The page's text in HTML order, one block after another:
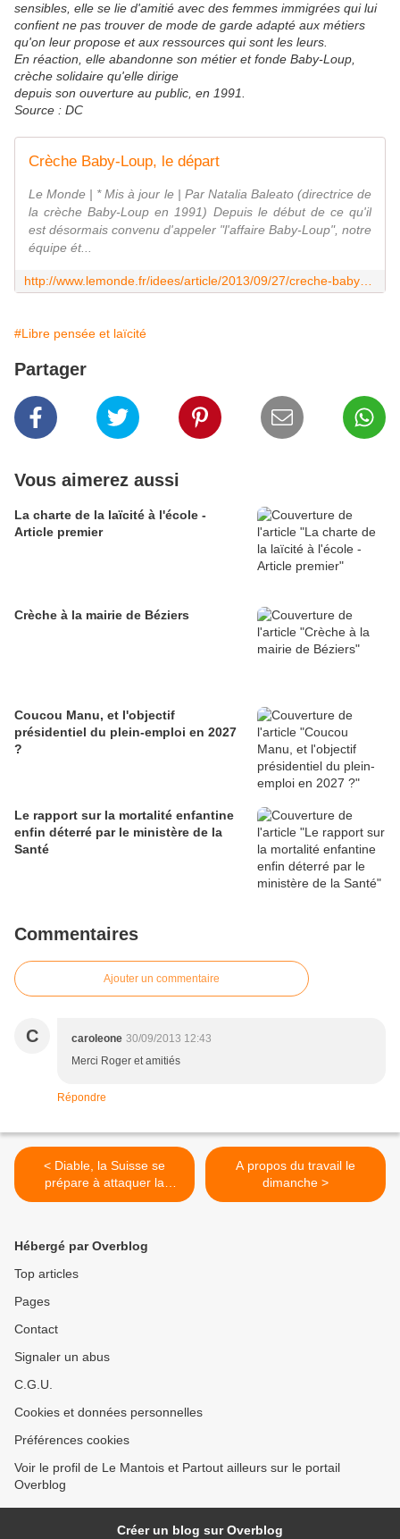
sensibles, elle se lie d'amitié avec des femmes immigrées qui lui
confient ne pas trouver de mode de garde adapté aux métiers
qu'on leur propose et aux ressources qui sont les leurs.
En réaction, elle abandonne son métier et fonde Baby-Loup,
crèche solidaire qu'elle dirige
depuis son ouverture au public, en 1991.
Source : DC
Crèche Baby-Loup, le départ
Le Monde | * Mis à jour le | Par Natalia Baleato (directrice de
la crèche Baby-Loup en 1991) Depuis le début de ce qu'il
est désormais convenu d'appeler "l'affaire Baby-Loup", notre
équipe ét...
#Libre pensée et laïcité
Partager
Vous aimerez aussi
La charte de la laïcité à l'école -
Article premier
Crèche à la mairie de Béziers
Coucou Manu, et l'objectif
présidentiel du plein-emploi en 2027
?
Le rapport sur la mortalité enfantine
enfin déterré par le ministère de la
Santé
Commentaires
Ajouter un commentaire
C caroleone 30/09/2013 12:43
Merci Roger et amitiés
Répondre
< Diable, la Suisse se
prépare à attaquer la
France
A propos du travail le
dimanche >
Hébergé par Overblog
Top articles
Pages
Contact
Signaler un abus
C.G.U.
Cookies et données personnelles
Préférences cookies
Voir le profil de Le Mantois et Partout ailleurs sur le portail
Overblog
Créer un blog sur Overblog